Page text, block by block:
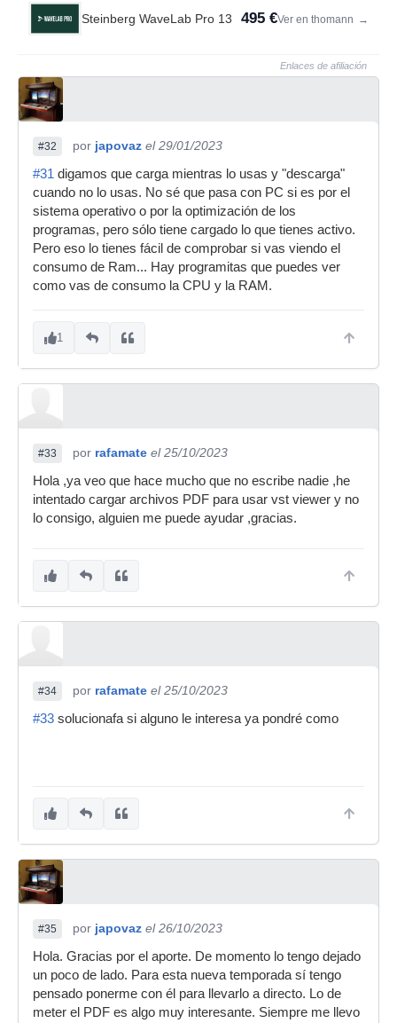
Steinberg WaveLab Pro 13 495 €Ver en thomann →
Enlaces de afiliación
#32 por japovaz el 29/01/2023
#31 digamos que carga mientras lo usas y "descarga"
cuando no lo usas. No sé que pasa con PC si es por el
sistema operativo o por la optimización de los
programas, pero sólo tiene cargado lo que tienes activo.
Pero eso lo tienes fácil de comprobar si vas viendo el
consumo de Ram... Hay programitas que puedes ver
como vas de consumo la CPU y la RAM.
1
#33 por rafamate el 25/10/2023
Hola ,ya veo que hace mucho que no escribe nadie ,he
intentado cargar archivos PDF para usar vst viewer y no
lo consigo, alguien me puede ayudar ,gracias.
#34 por rafamate el 25/10/2023
#33 solucionafa si alguno le interesa ya pondré como
#35 por japovaz el 26/10/2023
Hola. Gracias por el aporte. De momento lo tengo dejado
un poco de lado. Para esta nueva temporada sí tengo
pensado ponerme con él para llevarlo a directo. Lo de
meter el PDF es algo muy interesante. Siempre me llevo